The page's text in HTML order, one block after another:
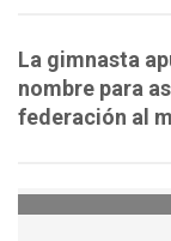
La gimnasta
nombre para
federación al